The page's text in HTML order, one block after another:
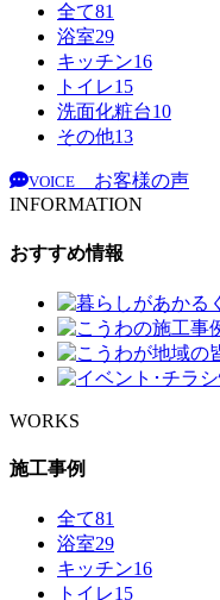
全て81
浴室29
キッチン16
トイレ15
洗面化粧台10
その他13
VOICE
お客様の声
INFORMATION
おすすめ情報
WORKS
施工事例
全て81
浴室29
キッチン16
トイレ15